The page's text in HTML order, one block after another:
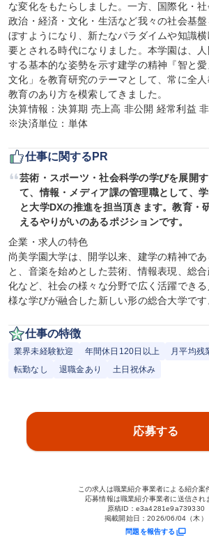
な変化をもたらしました。一方、国際化・
政治・経済・文化・生活など我々の社会基
ぼすようになり、新たなパラダイムや知識
要とされる時代になりました。本学園は、
する基本的な姿勢を示す建学の精神『智と
文化」を教育研究のテーマとして、常に全
教育のあり方を模索してきました。
決算情報：決算期 売上高 非公開 経常利益
※決済単位：単体
仕事に関するPR
芸術・スポーツ・社会科学の学びを展開
て、情報・メディア課の管理職として、
と大学DXの推進を担当頂きます。教育・
えるやりがいのあるポジションです。
企業・求人の特色
尚美学園大学は、開学以来、建学の精神で
と、音楽を始めとした芸術、情報表現、総
化など、社会の様々な分野で広く活躍でき
様な学びが融合した新しい形の総合大学です
仕事の特徴
業界未経験歓迎 年間休日120日以上
月平均残
転勤なし
退職金あり 土日祝休み
応募する
この求人は職業紹介事業者による紹介案
応募情報は職業紹介事業者に送信され
原稿ID： e3a4281e9a739330
掲載開始日：2026/06/04（木）
問題を報告する